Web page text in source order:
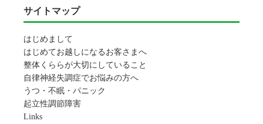
サイトマップ
はじめまして
はじめてお越しになるお客さまへ
整体くららが大切にしていること
自律神経失調症でお悩みの方へ
うつ・不眠・パニック
起立性調節障害
Links